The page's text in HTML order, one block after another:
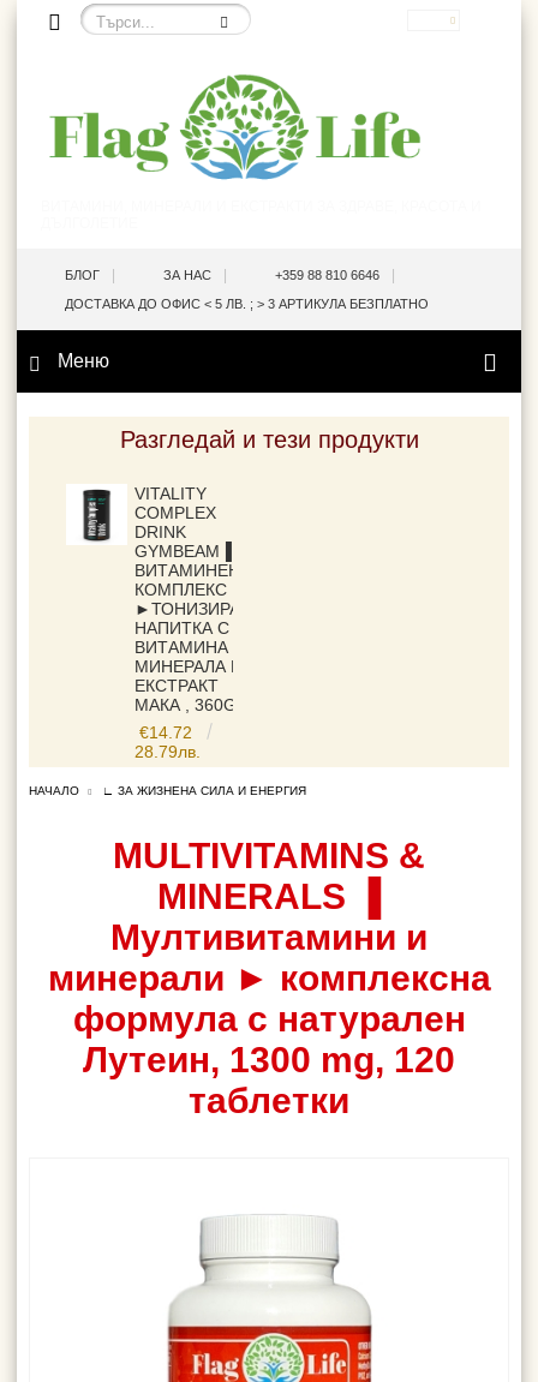
БЛОГ ЗА НАС +359 88 810 6646
ДОСТАВКА ДО ОФИС < 5 ЛВ. ; > 3 АРТИКУЛА БЕЗПЛАТНО
Меню
Разгледай и тези продукти
VITALITY
COMPLEX
DRINK
GYMBEAM▐
ВИТАМИНЕН
КОМПЛЕКС
►ТОНИЗИРАЩА
НАПИТКА С 13
ВИТАМИНА 6
МИНЕРАЛА И
ЕКСТРАКТ
МАКА , 360G
€14.72
28.79лв.
НАЧАЛО ∟ ЗА ЖИЗНЕНА СИЛА И ЕНЕРГИЯ
MULTIVITAMINS &
MINERALS ▐
Мултивитамини и
минерали ► комплексна
формула с натурален
Лутеин, 1300 mg, 120
таблетки